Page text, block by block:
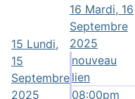
15 Lundi,
15
Septembre
2025
16 Mardi, 16
Septembre
2025
nouveau
lien
08:00pm